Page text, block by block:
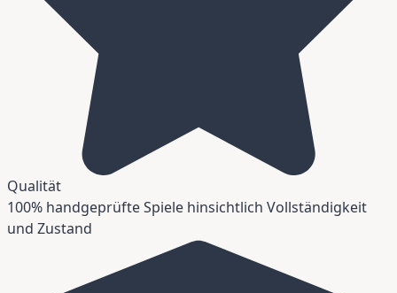
Qualität
100% handgeprüfte Spiele hinsichtlich Vollständigkeit
und Zustand